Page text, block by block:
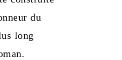
du
long